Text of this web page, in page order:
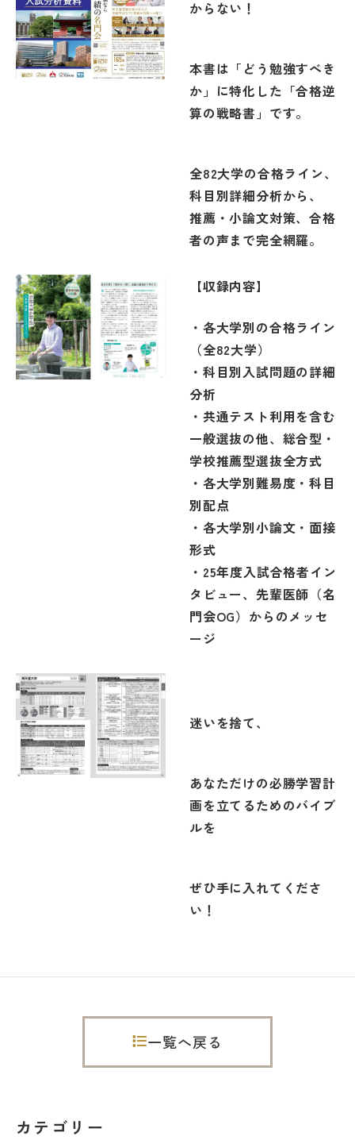
からない！
本書は「どう勉強すべき
か」に特化した「合格逆
算の戦略書」です。
全82大学の合格ライン、
科目別詳細分析から、
推薦・小論文対策、合格
者の声まで完全網羅。
【収録内容】
・各大学別の合格ライン
（全82大学）
・科目別入試問題の詳細
分析
・共通テスト利用を含む
一般選抜の他、総合型・
学校推薦型選抜全方式
・各大学別難易度・科目
別配点
・各大学別小論文・面接
形式
・25年度入試合格者イン
タビュー、先輩医師（名
門会OG）からのメッセ
ージ
迷いを捨て、
あなただけの必勝学習計
画を立てるためのバイブ
ルを
ぜひ手に入れてくださ
い！
一覧へ戻る
カテゴリー